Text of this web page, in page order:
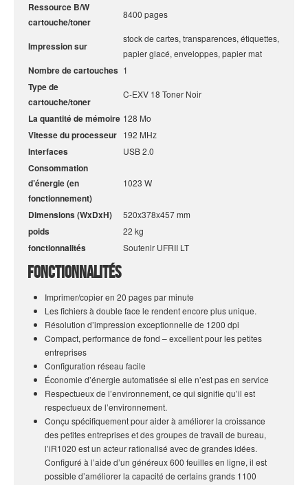
Ressource B/W
cartouche/toner
8400 pages
Impression sur
stock de cartes, transparences, étiquettes,
papier glacé, enveloppes, papier mat
Nombre de cartouches 1
Type de
cartouche/toner
C-EXV 18 Toner Noir
La quantité de mémoire 128 Mo
Vitesse du processeur 192 MHz
Interfaces USB 2.0
Consommation
d’énergie (en
fonctionnement)
1023 W
Dimensions (WxDxH) 520x378x457 mm
poids 22 kg
fonctionnalités Soutenir UFRII LT
fonctionnalités
Imprimer/copier en 20 pages par minute
Les fichiers à double face le rendent encore plus unique.
Résolution d’impression exceptionnelle de 1200 dpi
Compact, performance de fond – excellent pour les petites
entreprises
Configuration réseau facile
Économie d’énergie automatisée si elle n’est pas en service
Respectueux de l’environnement, ce qui signifie qu’il est
respectueux de l’environnement.
Conçu spécifiquement pour aider à améliorer la croissance
des petites entreprises et des groupes de travail de bureau,
l’iR1020 est un acteur rationalisé avec de grandes idées.
Configuré à l’aide d’un généreux 600 feuilles en ligne, il est
possible d’améliorer la capacité de certains grands 1100